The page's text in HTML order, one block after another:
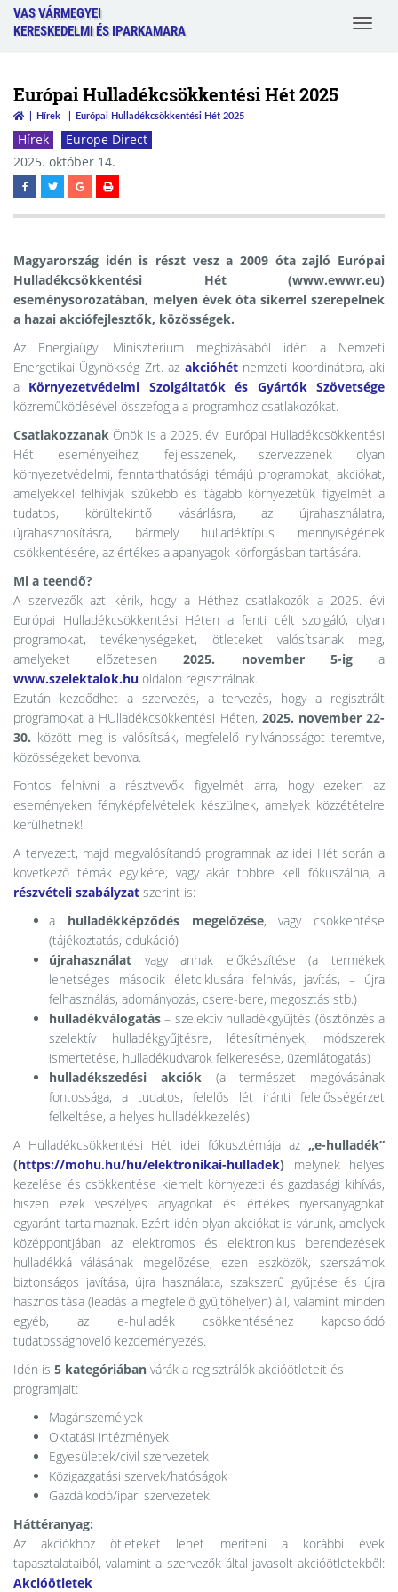
VAS VÁRMEGYEI
KERESKEDELMI ÉS IPARKAMARA
Toggle
Európai Hulladékcsökkentési Hét 2025
Hírek Európai Hulladékcsökkentési Hét 2025
Hírek
Europe Direct
2025. október 14.
Magyarország idén is részt vesz a 2009 óta zajló Európai
Hulladékcsökkentési Hét (www.ewwr.eu)
eseménysorozatában, melyen évek óta sikerrel szerepelnek
a hazai akciófejlesztők, közösségek.
Az Energiaügyi Minisztérium megbízásából idén a Nemzeti
Energetikai Ügynökség Zrt. az akcióhétnemzeti koordinátora, aki
a Környezetvédelmi Szolgáltatók és Gyártók Szövetsége
közreműködésével összefogja a programhoz csatlakozókat.
Csatlakozzanak Önök is a 2025. évi Európai Hulladékcsökkentési
Hét eseményeihez, fejlesszenek, szervezzenek olyan
környezetvédelmi, fenntarthatósági témájú programokat, akciókat,
amelyekkel felhívják szűkebb és tágabb környezetük figyelmét a
tudatos, körültekintő vásárlásra, az újrahasználatra,
újrahasznosításra, bármely hulladéktípus mennyiségének
csökkentésére, az értékes alapanyagok körforgásban tartására.
Mi a teendő?
A szervezők azt kérik, hogy a Héthez csatlakozók a 2025. évi
Európai Hulladékcsökkentési Héten a fenti célt szolgáló, olyan
programokat, tevékenységeket, ötleteket valósítsanak meg,
amelyeket előzetesen2025. november 5-iga
www.szelektalok.hu oldalon regisztrálnak.
Ezután kezdődhet a szervezés, a tervezés, hogy a regisztrált
programokat a HUlladékcsökkentési Héten, 2025. november 22-
30. között meg is valósítsák, megfelelő nyilvánosságot teremtve,
közösségeket bevonva.
Fontos felhívni a résztvevők figyelmét arra, hogy ezeken az
eseményeken fényképfelvételek készülnek, amelyek közzétételre
kerülhetnek!
A tervezett, majd megvalósítandó programnak az idei Hét során a
következő témák egyikére, vagy akár többre kell fókuszálnia, a
részvételi szabályzat szerint is:
a hulladékképződés megelőzése, vagy csökkentése
(tájékoztatás, edukáció)
újrahasználat vagy annak előkészítése (a termékek
lehetséges második életciklusára felhívás, javítás, – újra
felhasználás, adományozás, csere-bere, megosztás stb.)
hulladékválogatás – szelektív hulladékgyűjtés (ösztönzés a
szelektív hulladékgyűjtésre, létesítmények, módszerek
ismertetése, hulladékudvarok felkeresése, üzemlátogatás)
hulladékszedési akciók(a természet megóvásának
fontossága, a tudatos, felelős lét iránti felelősségérzet
felkeltése, a helyes hulladékkezelés)
A Hulladékcsökkentési Hét idei fókusztémája az „e-hulladék”
(https://mohu.hu/hu/elektronikai-hulladek) melynek helyes
kezelése és csökkentése kiemelt környezeti és gazdasági kihívás,
hiszen ezek veszélyes anyagokat és értékes nyersanyagokat
egyaránt tartalmaznak. Ezért idén olyan akciókat is várunk, amelyek
középpontjában az elektromos és elektronikus berendezések
hulladékká válásának megelőzése, ezen eszközök, szerszámok
biztonságos javítása, újra használata, szakszerű gyűjtése és újra
hasznosítása (leadás a megfelelő gyűjtőhelyen) áll, valamint minden
egyéb, az e-hulladék csökkentéséhez kapcsolódó
tudatosságnövelő kezdeményezés.
Idén is 5 kategóriában várák a regisztrálók akcióötleteit és
programjait:
Magánszemélyek
Oktatási intézmények
Egyesületek/civil szervezetek
Közigazgatási szervek/hatóságok
Gazdálkodó/ipari szervezetek
Háttéranyag:
Az akciókhoz ötleteket lehet meríteni a korábbi évek
tapasztalataiból, valamint a szervezők által javasolt akcióötletekből:
Akcióötletek